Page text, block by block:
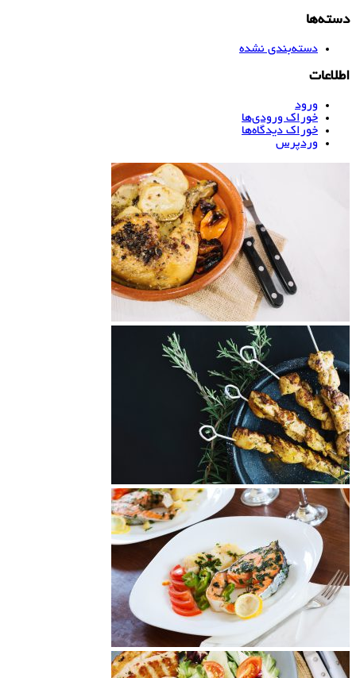
دسته‌ها
دسته‌بندی نشده
اطلاعات
ورود
خوراک ورودی‌ها
خوراک دیدگاه‌ها
وردپرس